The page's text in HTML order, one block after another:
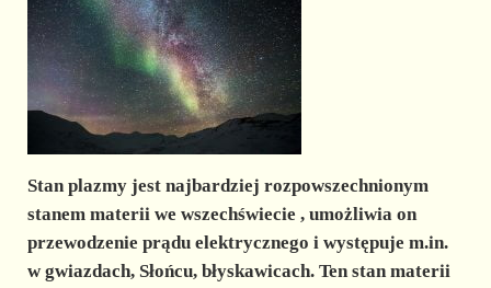
o
Stan plazmy jest najbardziej rozpowszechnionym
stanem materii we wszechświecie , umożliwia on
przewodzenie prądu elektrycznego i występuje m.in.
w gwiazdach, Słońcu, błyskawicach. Ten stan materii